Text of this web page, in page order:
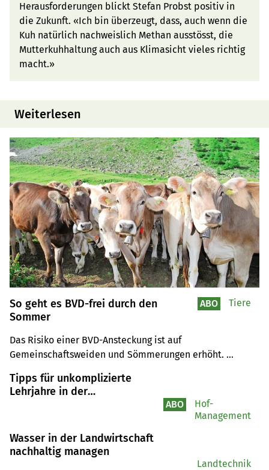
Herausforderungen blickt Stefan Probst positiv in
die Zukunft. «Ich bin überzeugt, dass, auch wenn die
Kuh natürlich nachweislich Methan ausstösst, die
Mutterkuhhaltung auch aus Klimasicht vieles richtig
macht.»
Weiterlesen
So geht es BVD-frei durch den
Sommer
Das Risiko einer BVD-Ansteckung ist auf
Gemeinschaftsweiden und Sömmerungen erhöht.
ABO Tiere
Tipps für unkomplizierte
Lehrjahre in der
ABO
Hof-
Management
Wasser in der Landwirtschaft
nachhaltig managen
Landtechnik